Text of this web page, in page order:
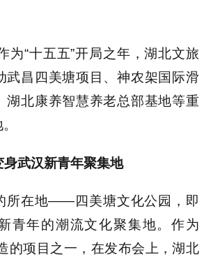
为“十五五”开局之年，湖北文旅
武昌四美塘项目、神农架国际滑
湖北康养智慧养老总部基地等重
身武汉新青年聚集地
所在地——四美塘文化公园，即
青年的潮流文化聚集地。作为
的项目之一，在发布会上，湖北